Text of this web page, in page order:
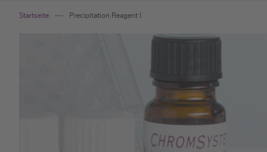
Startseite Precipitation Reagent I